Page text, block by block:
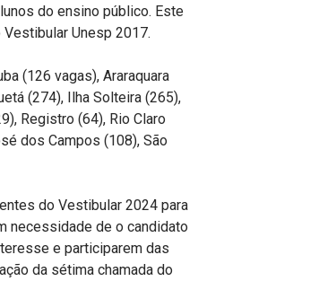
do ensino público. Este
Unesp 2017.
(126 vagas), Araraquara
(274), Ilha Solteira (265),
Registro (64), Rio Claro
dos Campos (108), São
do Vestibular 2024 para
necessidade de o candidato
e participarem das
da sétima chamada do